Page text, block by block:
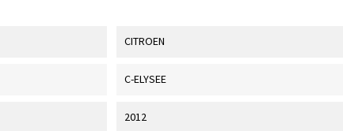
CITROEN
C-ELYSEE
2012